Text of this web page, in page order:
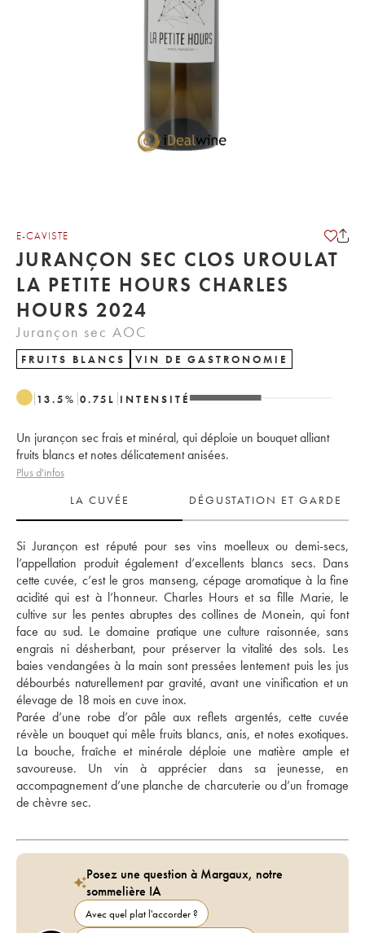
E-CAVISTE
JURANÇON SEC CLOS UROULAT
LA PETITE HOURS CHARLES
HOURS 2024
Jurançon sec AOC
FRUITS BLANCS VIN DE GASTRONOMIE
13.5% 0.75 L INTENSITÉ
Un jurançon sec frais et minéral, qui déploie un bouquet alliant
fruits blancs et notes délicatement anisées.
Plus d'infos
LA CUVÉE
DÉGUSTATION ET GARDE
Si Jurançon est réputé pour ses vins moelleux ou demi-secs,
l’appellation produit également d’excellents blancs secs. Dans
cette cuvée, c’est le gros manseng, cépage aromatique à la fine
acidité qui est à l’honneur. Charles Hours et sa fille Marie, le
cultive sur les pentes abruptes des collines de Monein, qui font
face au sud. Le domaine pratique une culture raisonnée, sans
engrais ni désherbant, pour préserver la vitalité des sols. Les
baies vendangées à la main sont pressées lentement puis les jus
débourbés naturellement par gravité, avant une vinification et un
élevage de 18 mois en cuve inox.
Parée d’une robe d’or pâle aux reflets argentés, cette cuvée
révèle un bouquet qui mêle fruits blancs, anis, et notes exotiques.
La bouche, fraîche et minérale déploie une matière ample et
savoureuse. Un vin à apprécier dans sa jeunesse, en
accompagnement d’une planche de charcuterie ou d’un fromage
de chèvre sec.
Posez une question à Margaux, notre
sommelière IA
Avec quel plat l'accorder ?